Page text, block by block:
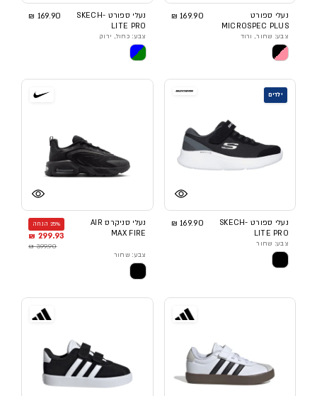
נעלי ספורט
MICROSPEC PLUS
169.90 ₪
צבע: שחור, ורוד
נעלי ספורט SKECH-
LITE PRO
169.90 ₪
צבע: כחול, ירוק
ילדים
נעלי ספורט SKECH-
LITE PRO
169.90 ₪
צבע: שחור
נעלי סניקרס AIR
MAX FIRE
25% הנחה
299.93 ₪
399.90 ₪
צבע: שחור